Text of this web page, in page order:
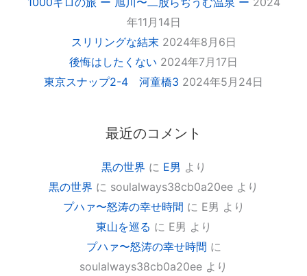
年11月14日
スリリングな結末 2024年8月6日
後悔はしたくない 2024年7月17日
東京スナップ2-4 河童橋3 2024年5月24日
最近のコメント
黒の世界 に E男 より
黒の世界 に soulalways38cb0a20ee より
プハァ〜怒涛の幸せ時間 に E男 より
東山を巡る に E男 より
プハァ〜怒涛の幸せ時間 に
soulalways38cb0a20ee より